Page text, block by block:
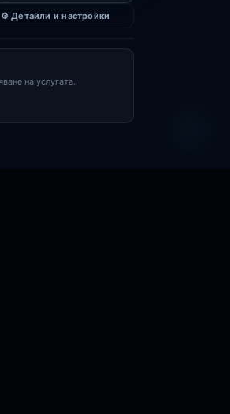
⚙ Детайли и настройки
на услугата.